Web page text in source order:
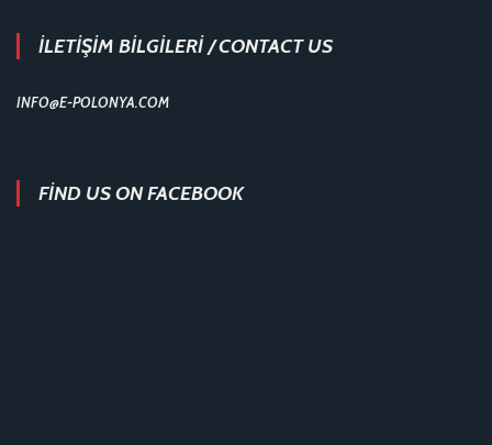
İLETİŞİM BİLGİLERİ / CONTACT US
INFO@E-POLONYA.COM
FIND US ON FACEBOOK